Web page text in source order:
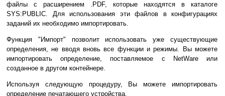
файлы с расширением .PDF, которые находятся в каталоге
SYS:PUBLIC. Для использования эти файлов в конфигурациях
заданий их необходимо импортировать.
Функция "Импорт" позволит использовать уже существующие
определения, не вводя вновь все функции и режимы. Вы можете
импортировать определение, поставляемое с NetWare или
созданное в другом контейнере.
Используя следующую процедуру, Вы можете импортировать
определение печатающего устройства.